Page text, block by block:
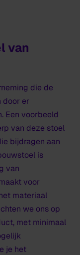
van
die de
door er
Een voorbeeld
van deze stoel
bijdragen aan
is
van
voor
materiaal
we ons op
met minimaal
je het